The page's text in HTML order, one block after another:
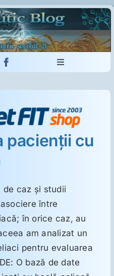
Toggle
pacienţii cu
de caz şi studii
între
în orice caz, au
am analizat un
pentru evaluarea
O bază de date